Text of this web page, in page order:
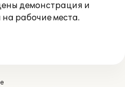
демонстрация и
рабочие места.